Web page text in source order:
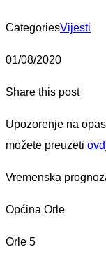
CategoriesVijesti
01/08/2020
Share this post
Upozorenje na
možete preuzeti
Vremenska
Općina Orle
Orle 5